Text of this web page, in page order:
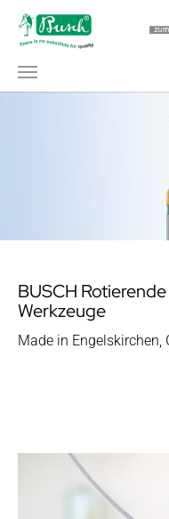
Zum Hauptinhalt springen
BUSCH
Werkzeuge
Made in Engelskirchen,